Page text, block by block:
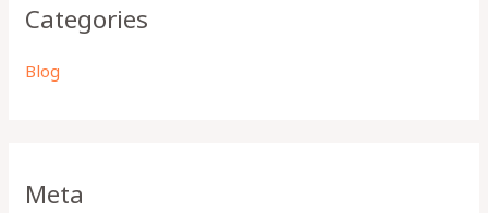
Categories
Blog
Meta